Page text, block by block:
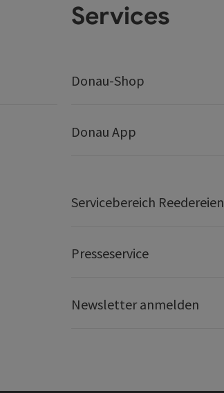
Services
Donau-Shop
Donau App
Servicebereich Reedereien
Presseservice
Newsletter anmelden